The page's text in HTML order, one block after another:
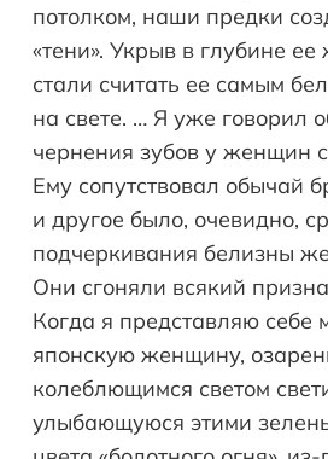
потолком, наши предки
«тени». Укрыв в глубине
стали считать ее самым
на свете. … Я уже говорил
чернения зубов у женщин
Ему сопутствовал обычай
и другое было, очевидно,
подчеркивания белизны
Они сгоняли всякий
Когда я представляю себе
японскую женщину,
колеблющимся светом
улыбающуюся этими